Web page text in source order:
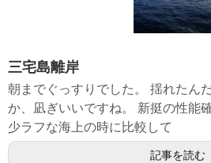
三宅島離岸
朝までぐっすりでした。 揺れたん
か、凪ぎいいですね。 新挺の性能
少ラフな海上の時に比較して
記事を読む